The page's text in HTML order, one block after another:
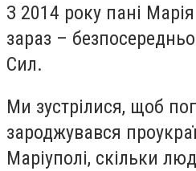
З 2014 року пані
зараз –
Сил.
Ми зустрілися, щоб
зароджувався
Маріуполі, скільки